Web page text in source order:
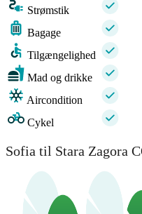
Strømstik
Bagage
Tilgængelighed
Mad og drikke
Aircondition
Cykel
Sofia til Stara Zagora